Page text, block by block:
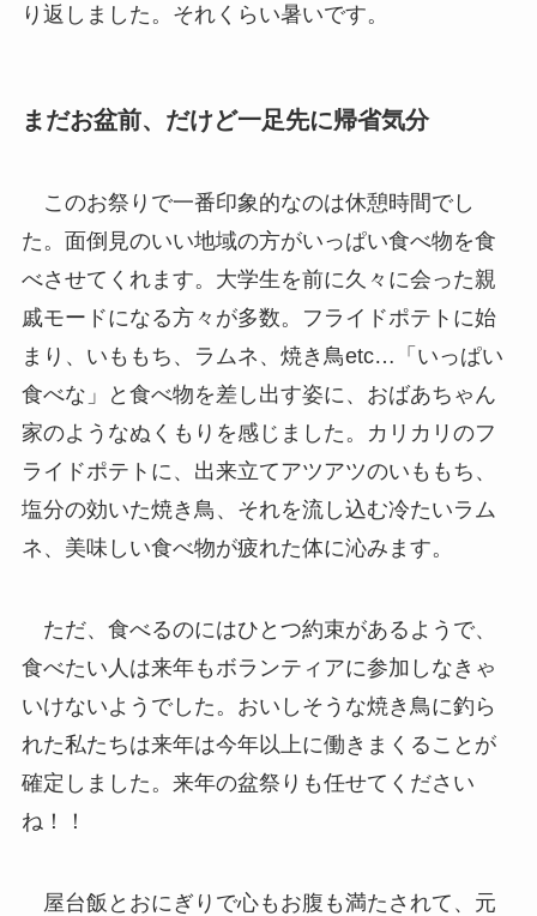
り返しました。それくらい暑いです。
まだお盆前、だけど一足先に帰省気分
このお祭りで一番印象的なのは休憩時間でし
た。面倒見のいい地域の方がいっぱい食べ物を食
べさせてくれます。大学生を前に久々に会った親
戚モードになる方々が多数。フライドポテトに始
まり、いももち、ラムネ、焼き鳥etc…「いっぱい
食べな」と食べ物を差し出す姿に、おばあちゃん
家のようなぬくもりを感じました。カリカリのフ
ライドポテトに、出来立てアツアツのいももち、
塩分の効いた焼き鳥、それを流し込む冷たいラム
ネ、美味しい食べ物が疲れた体に沁みます。
ただ、食べるのにはひとつ約束があるようで、
食べたい人は来年もボランティアに参加しなきゃ
いけないようでした。おいしそうな焼き鳥に釣ら
れた私たちは来年は今年以上に働きまくることが
確定しました。来年の盆祭りも任せてください
ね！！
屋台飯とおにぎりで心もお腹も満たされて、元